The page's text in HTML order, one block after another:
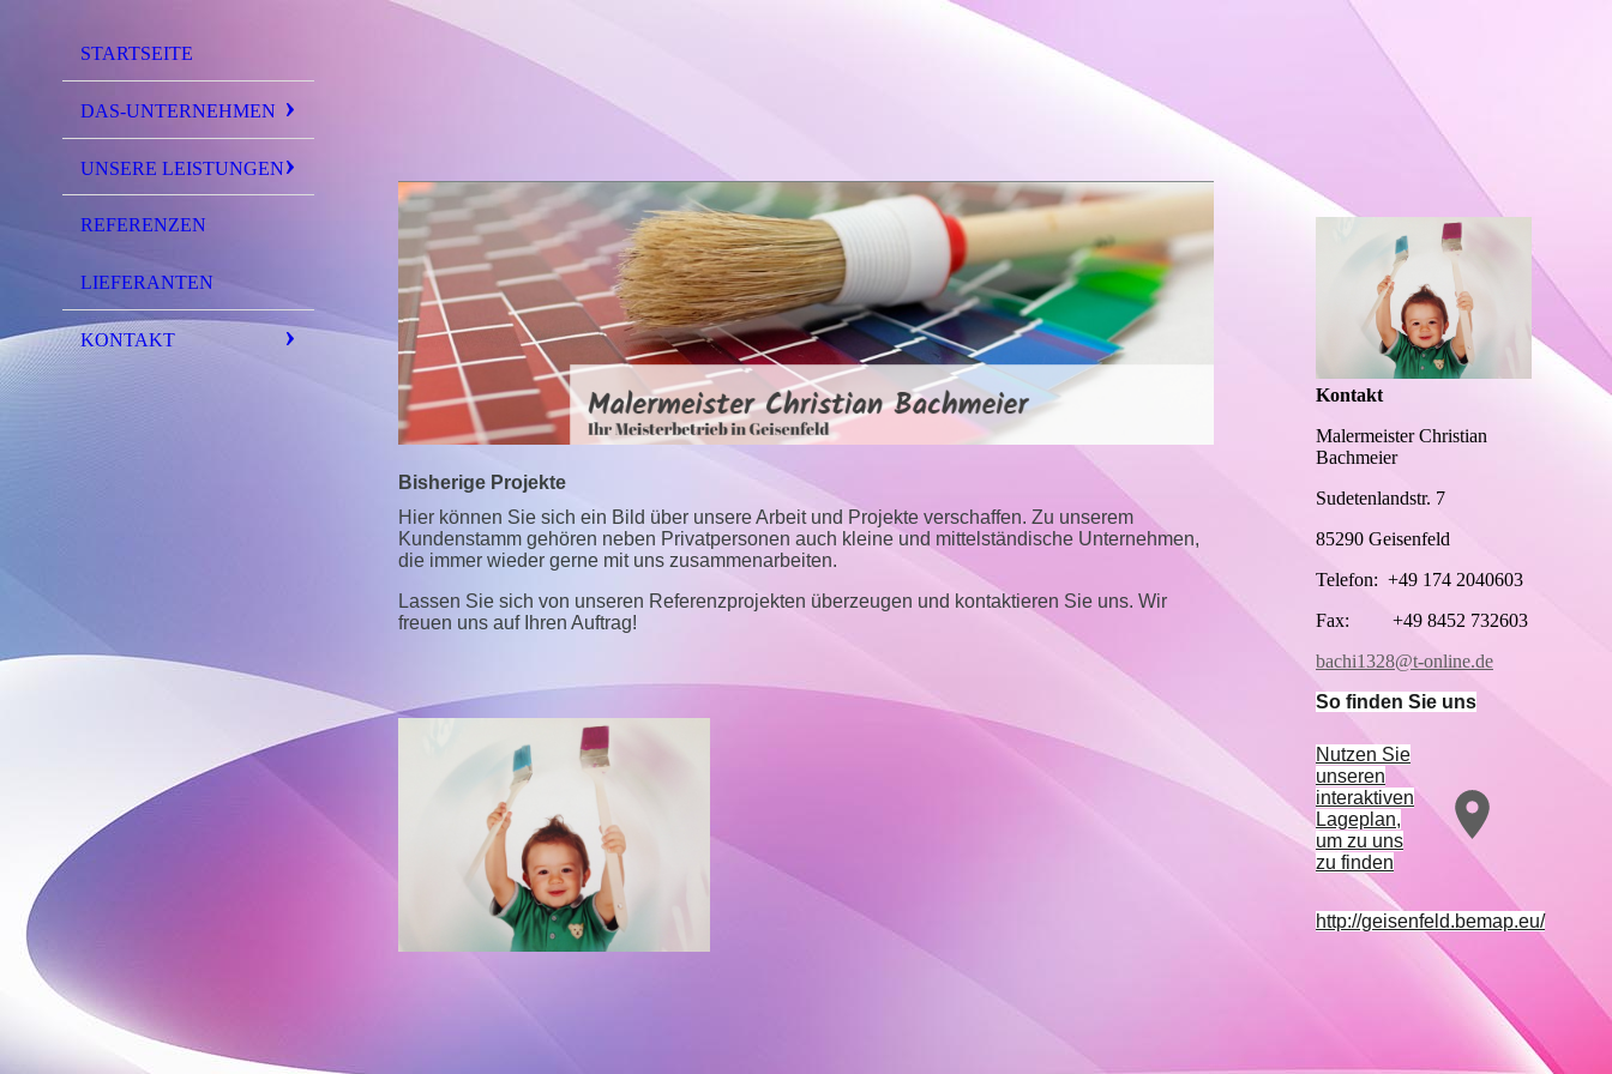
STARTSEITE
DAS-UNTERNEHMEN
UNSERE LEISTUNGEN
REFERENZEN
LIEFERANTEN
KONTAKT
Bisherige Projekte
Hier können Sie sich ein Bild über unsere Arbeit und Projekte verschaffen. Zu unserem
Kundenstamm gehören neben Privatpersonen auch kleine und mittelständische Unternehmen,
die immer wieder gerne mit uns zusammenarbeiten.
Lassen Sie sich von unseren Referenzprojekten überzeugen und kontaktieren Sie uns. Wir
freuen uns auf Ihren Auftrag!
Kontakt
Malermeister Christian
Bachmeier
Sudetenlandstr. 7
85290 Geisenfeld
Telefon: +49 174 2040603
Fax: +49 8452 732603
bachi1328@t-online.de
So finden Sie uns
Nutzen Sie
unseren
interaktiven
La­ge­plan,
um zu uns
zu finden
http://geisenfeld.bemap.eu/